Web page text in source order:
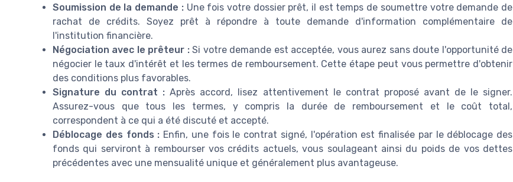
Soumission de la demande :Une fois votre dossier prêt, il est temps de soumettre votre demande de
rachat de crédits. Soyez prêt à répondre à toute demande d'information complémentaire de
l'institution financière.
Négociation avec le prêteur :Si votre demande est acceptée, vous aurez sans doute l'opportunité de
négocier le taux d'intérêt et les termes de remboursement. Cette étape peut vous permettre d'obtenir
des conditions plus favorables.
Signature du contrat : Après accord, lisez attentivement le contrat proposé avant de le signer.
Assurez-vous que tous les termes, y compris la durée de remboursement et le coût total,
correspondent à ce qui a été discuté et accepté.
Déblocage des fonds : Enfin, une fois le contrat signé, l'opération est finalisée par le déblocage des
fonds qui serviront à rembourser vos crédits actuels, vous soulageant ainsi du poids de vos dettes
précédentes avec une mensualité unique et généralement plus avantageuse.